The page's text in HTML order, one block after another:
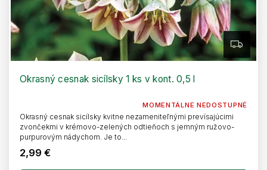
Z
D
Okrasný cesnak sicílsky 1 ks v kont. 0,5 l
MOMENTÁLNE NEDOSTUPNÉ
2,99 €
Okrasný cesnak sicílsky kvitne nezameniteľnými prevísajúcimi
zvončekmi v krémovo-zelených odtieňoch s jemným ružovo-
purpurovým nádychom. Je to...